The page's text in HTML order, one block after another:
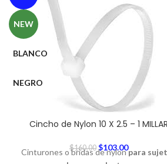
NEW
BLANCO
NEGRO
Cincho de Nylon 10 X 2.5 – 1 MILLAR
$160.00 $103.00
Cinturones o bridas de nylonpara